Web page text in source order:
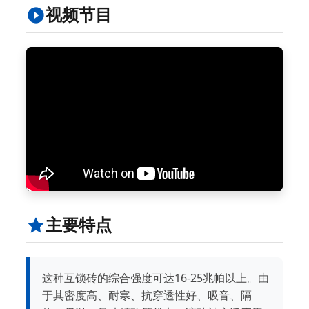
视频节目
主要特点
这种互锁砖的综合强度可达16-25兆帕以上。由
于其密度高、耐寒、抗穿透性好、吸音、隔